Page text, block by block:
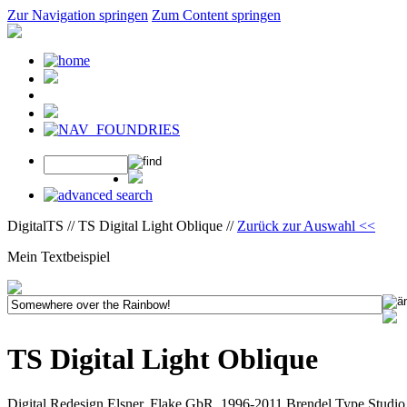
Zur Navigation springen Zum Content springen
DigitalTS // TS Digital Light Oblique // Zurück zur Auswahl <<
Mein Textbeispiel
TS Digital Light Oblique
Digital Redesign Elsner. Flake GbR, 1996-2011 Brendel Type